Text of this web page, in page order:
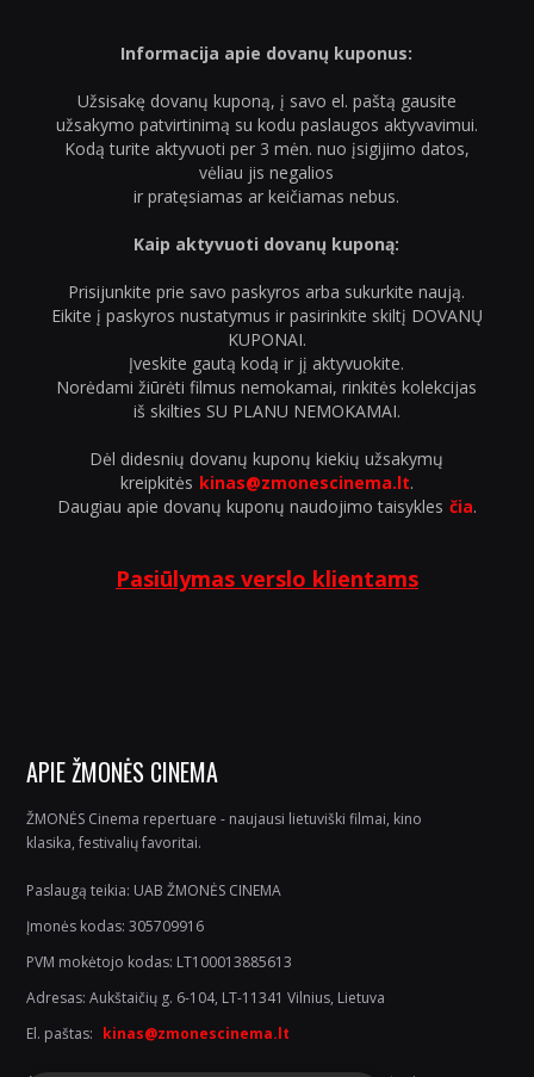
Informacija apie dovanų kuponus:
Užsisakę dovanų kuponą, į savo el. paštą gausite
užsakymo patvirtinimą su kodu paslaugos aktyvavimui.
Kodą turite aktyvuoti per 3 mėn. nuo įsigijimo datos,
vėliau jis negalios
ir pratęsiamas ar keičiamas nebus.
Kaip aktyvuoti dovanų kuponą:
Prisijunkite prie savo paskyros arba sukurkite naują.
Eikite į paskyros nustatymus ir pasirinkite skiltį DOVANŲ
KUPONAI.
Įveskite gautą kodą ir jį aktyvuokite.
Norėdami žiūrėti filmus nemokamai, rinkitės kolekcijas
iš skilties SU PLANU NEMOKAMAI.
Dėl didesnių dovanų kuponų kiekių užsakymų
kreipkitės kinas@zmonescinema.lt.
Daugiau apie dovanų kuponų naudojimo taisykles čia.
Pasiūlymas verslo klientams
APIE ŽMONĖS CINEMA
ŽMONĖS Cinema repertuare - naujausi lietuviški filmai, kino
klasika, festivalių favoritai.
Paslaugą teikia: UAB ŽMONĖS CINEMA
Įmonės kodas: 305709916
PVM mokėtojo kodas: LT100013885613
Adresas: Aukštaičių g. 6-104, LT-11341 Vilnius, Lietuva
El. paštas: kinas@zmonescinema.lt